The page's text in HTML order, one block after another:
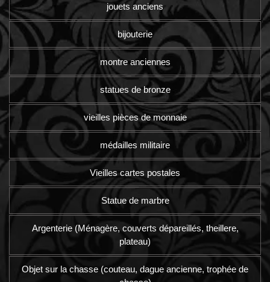
jouets anciens
bijouterie
montre anciennes
statues de bronze
vieilles pièces de monnaie
médailles militaire
Vieilles cartes postales
Statue de marbre
Argenterie (Ménagère, couverts dépareillés, theillere,
plateau)
Objet sur la chasse (couteau, dague ancienne, trophée de